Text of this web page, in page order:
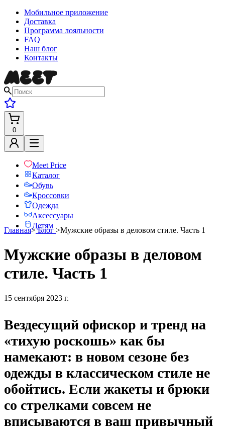
Мобильное приложение
Доставка
Программа лояльности
FAQ
Наш блог
Контакты
0
Meet Price
Каталог
Обувь
Кроссовки
Одежда
Аксессуары
Детям
Главная>Блог >Мужские образы в деловом стиле. Часть 1
Мужские образы в деловом
стиле. Часть 1
15 сентября 2023 г.
Вездесущий офискор и тренд на
«тихую роскошь» как бы
намекают: в новом сезоне без
одежды в классическом стиле не
обойтись. Если жакеты и брюки
со стрелками совсем не
вписываются в ваш привычный